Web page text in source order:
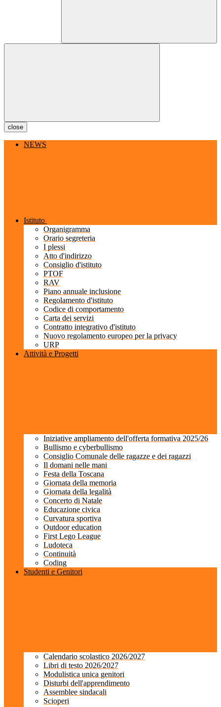
close
NEWS
Istituto
Organigramma
Orario segreteria
I plessi
Atto d'indirizzo
Consiglio d'istituto
PTOF
RAV
Piano annuale inclusione
Regolamento d'istituto
Codice di comportamento
Carta dei servizi
Contratto integrativo d'istituto
Nuovo regolamento europeo per la privacy
URP
Attività e Progetti
Iniziative ampliamento dell'offerta formativa 2025/26
Bullismo e cyberbullismo
Consiglio Comunale delle ragazze e dei ragazzi
Il domani nelle mani
Festa della Toscana
Giornata della memoria
Giornata della legalità
Concerto di Natale
Educazione civica
Curvatura sportiva
Outdoor education
First Lego League
Ludoteca
Continuità
Coding
Studenti e Genitori
Calendario scolastico 2026/2027
Libri di testo 2026/2027
Modulistica unica genitori
Disturbi dell'apprendimento
Assemblee sindacali
Scioperi